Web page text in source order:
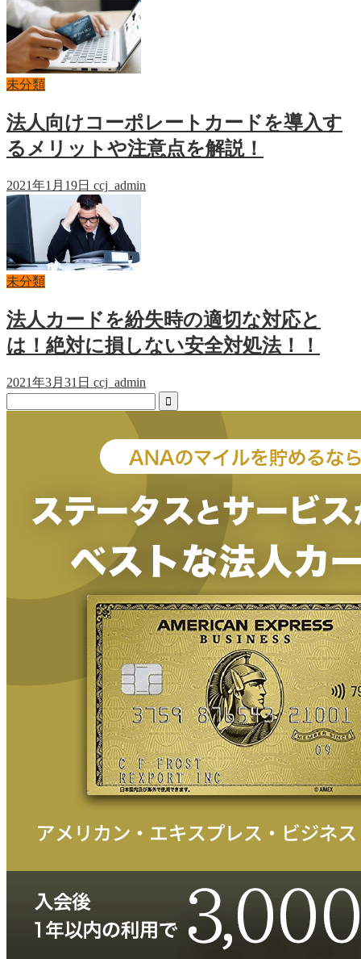
未分類
法人向けコーポレートカードを導入す
るメリットや注意点を解説！
2021年1月19日 ccj_admin
未分類
法人カードを紛失時の適切な対応と
は！絶対に損しない安全対処法！！
2021年3月31日 ccj_admin